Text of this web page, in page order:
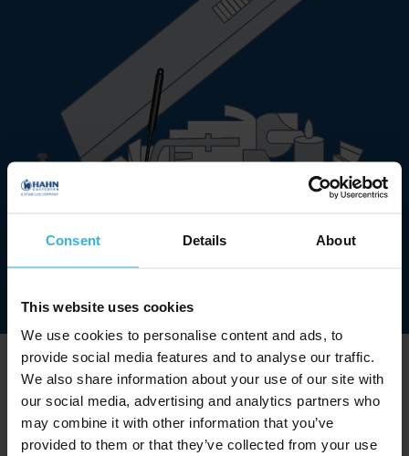
Consent Details About
This website uses cookies
We use cookies to personalise content and ads, to
provide social media features and to analyse our traffic.
We also share information about your use of our site with
our social media, advertising and analytics partners who
may combine it with other information that you’ve
provided to them or that they’ve collected from your use
Compartimentos de
arrumação extremamente
práticos